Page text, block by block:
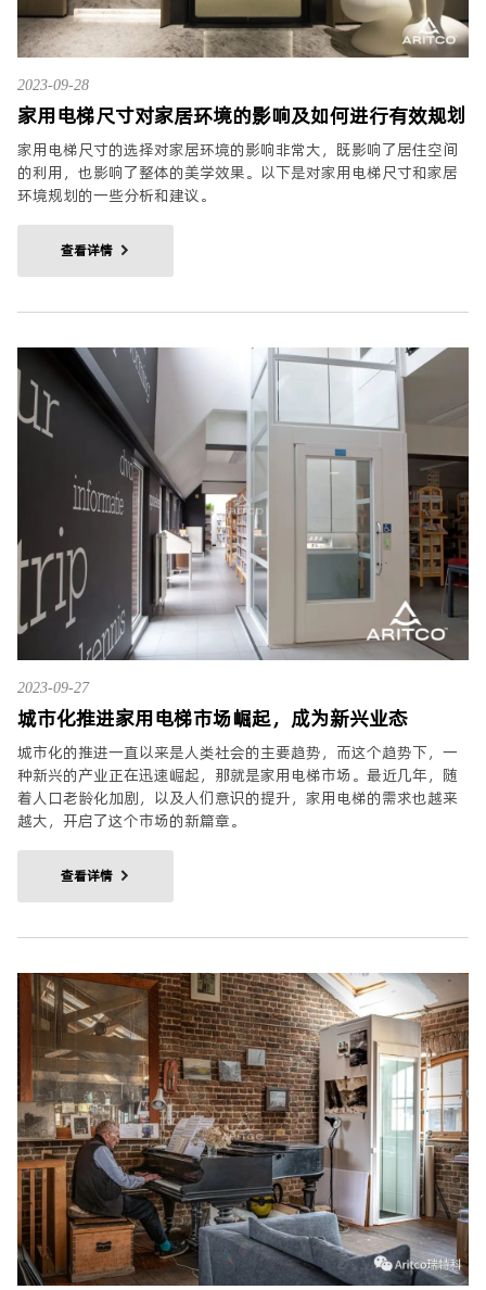
2023-09-28
家用电梯尺寸对家居环境的影响及如何进行有效规划
家用电梯尺寸的选择对家居环境的影响非常大，既影响了居住空间
的利用，也影响了整体的美学效果。以下是对家用电梯尺寸和家居
环境规划的一些分析和建议。
查看详情
2023-09-27
城市化推进家用电梯市场崛起，成为新兴业态
城市化的推进一直以来是人类社会的主要趋势，而这个趋势下，一
种新兴的产业正在迅速崛起，那就是家用电梯市场。最近几年，随
着人口老龄化加剧，以及人们意识的提升，家用电梯的需求也越来
越大，开启了这个市场的新篇章。
查看详情